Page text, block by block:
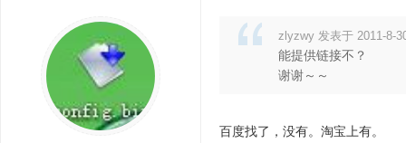
zlyzwy 发表于 2011-8-
能提供链接不？
谢谢～～
百度找了，没有。淘宝上有。